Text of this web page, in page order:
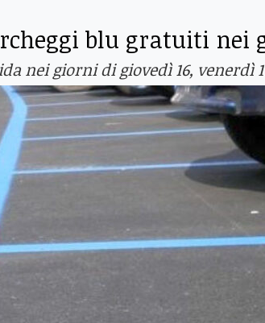
blu gratuiti nei
nei giorni di giovedì 16, venerdì